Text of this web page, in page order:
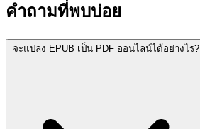
คำถามที่พบบ่อย
จะแปลง EPUB เป็น PDF ออนไลน์ได้อย่างไร?